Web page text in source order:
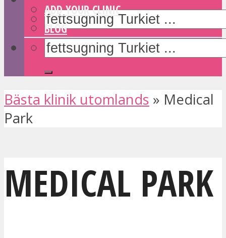
ADD YOUR CLINIC
BLOG
Bästa klinik utomlands » Medical
Park
MEDICAL PARK